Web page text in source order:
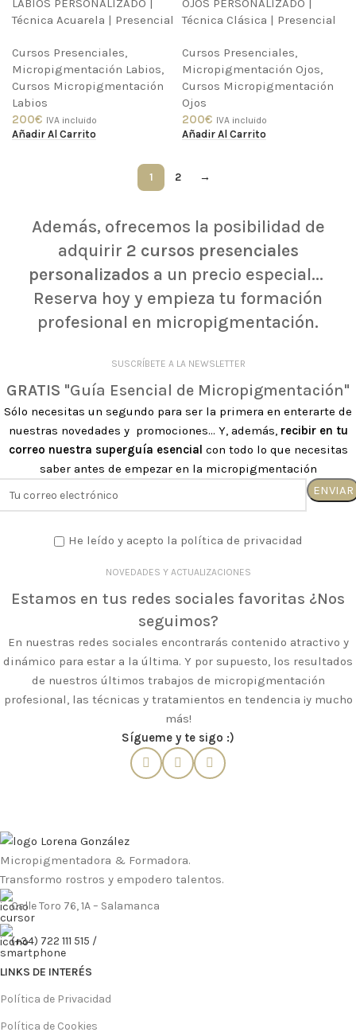
LABIOS PERSONALIZADO |
Técnica Acuarela | Presencial
Cursos Presenciales,
Micropigmentación Labios,
Cursos Micropigmentación
Labios
200€ IVA incluido
Añadir Al Carrito
OJOS PERSONALIZADO |
Técnica Clásica | Presencial
Cursos Presenciales,
Micropigmentación Ojos,
Cursos Micropigmentación
Ojos
200€ IVA incluido
Añadir Al Carrito
1 2 →
Además, ofrecemos la posibilidad de
adquirir 2 cursos presenciales
personalizados a un precio especial...
Reserva hoy y empieza tu formación
profesional en micropigmentación.
SUSCRÍBETE A LA NEWSLETTER
GRATIS "Guía Esencial de Micropigmentación"
Sólo necesitas un segundo para ser la primera en enterarte de
nuestras novedades y promociones... Y, además, recibir en tu
correo nuestra superguía esencial con todo lo que necesitas
saber antes de empezar en la micropigmentación
He leído y acepto la política de privacidad
NOVEDADES Y ACTUALIZACIONES
Estamos en tus redes sociales favoritas ¿Nos
seguimos?
En nuestras redes sociales encontrarás contenido atractivo y
dinámico para estar a la última. Y por supuesto, los resultados
de nuestros últimos trabajos de micropigmentación
profesional, las técnicas y tratamientos en tendencia ¡y mucho
más!
Sígueme y te sigo :)
Micropigmentadora & Formadora.
Transformo rostros y empodero talentos.
Calle Toro 76, 1A – Salamanca
(+34) 722 111 515 /
LINKS DE INTERÉS
Política de Privacidad
Política de Cookies